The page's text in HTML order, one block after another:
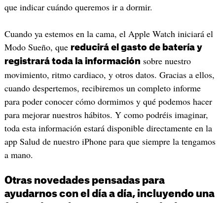
que indicar cuándo queremos ir a dormir.
Cuando ya estemos en la cama, el Apple Watch iniciará el
Modo Sueño, que reducirá el gasto de batería y
registrará toda la información sobre nuestro
movimiento, ritmo cardiaco, y otros datos. Gracias a ellos,
cuando despertemos, recibiremos un completo informe
para poder conocer cómo dormimos y qué podemos hacer
para mejorar nuestros hábitos. Y como podréis imaginar,
toda esta información estará disponible directamente en la
app Salud de nuestro iPhone para que siempre la tengamos
a mano.
Otras novedades pensadas para
ayudarnos con el día a día, incluyendo una